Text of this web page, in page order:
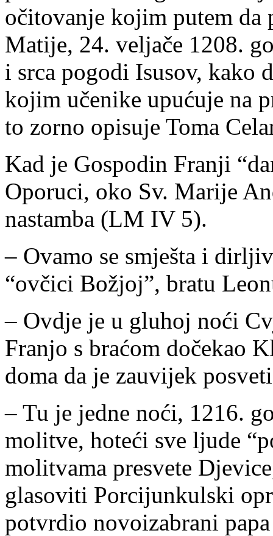
očitovanje kojim putem da
Matije, 24. veljače 1208.
i srca pogodi Isusov, kako
kojim učenike upućuje na
to zorno opisuje Toma
Kad je Gospodin Franji
Oporuci, oko Sv. Marije
nastamba (LM IV 5).
– Ovamo se smješta i
“ovčici Božjoj”, bratu
– Ovdje je u gluhoj noći
Franjo s braćom dočekao
doma da je zauvijek
– Tu je jedne noći, 1216.
molitve, hoteći sve ljude
molitvama presvete
glasoviti Porcijunkulski
potvrdio novoizabrani